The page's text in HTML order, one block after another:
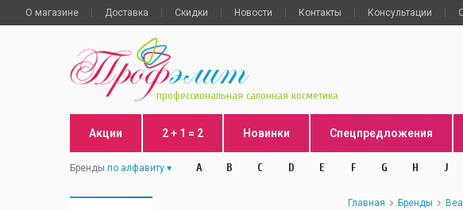
О магазине Доставка Скидки Новости Контакты Консультации
профессиональная салонная косметика
Акции 2 + 1 = 2 Новинки Спецпредложения
Бренды по алфавиту A B C D E F G H J
Главная Бренды